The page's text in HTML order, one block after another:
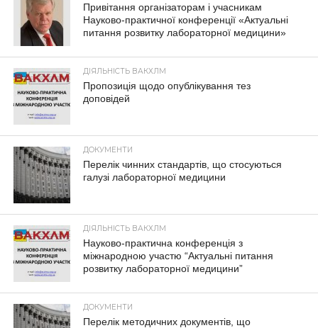
Привітання організаторам і учасникам
Науково-практичної конференції «Актуальні
питання розвитку лабораторної медицини»
ДІЯЛЬНІСТЬ ВАКХЛМ
Пропозиція щодо опублікування тез
доповідей
ДОКУМЕНТИ
Перелік чинних стандартів, що стосуються
галузі лабораторної медицини
ДІЯЛЬНІСТЬ ВАКХЛМ
Науково-практична конференція з
міжнародною участю “Актуальні питання
розвитку лабораторної медицини”
ДОКУМЕНТИ
Перелік методичних документів, що